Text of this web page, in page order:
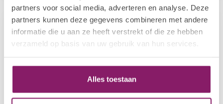
partners voor social media, adverteren en analyse. Deze
partners kunnen deze gegevens combineren met andere
informatie die u aan ze heeft verstrekt of die ze hebben
verzameld op basis van uw gebruik van hun services.
Alles toestaan
-50%